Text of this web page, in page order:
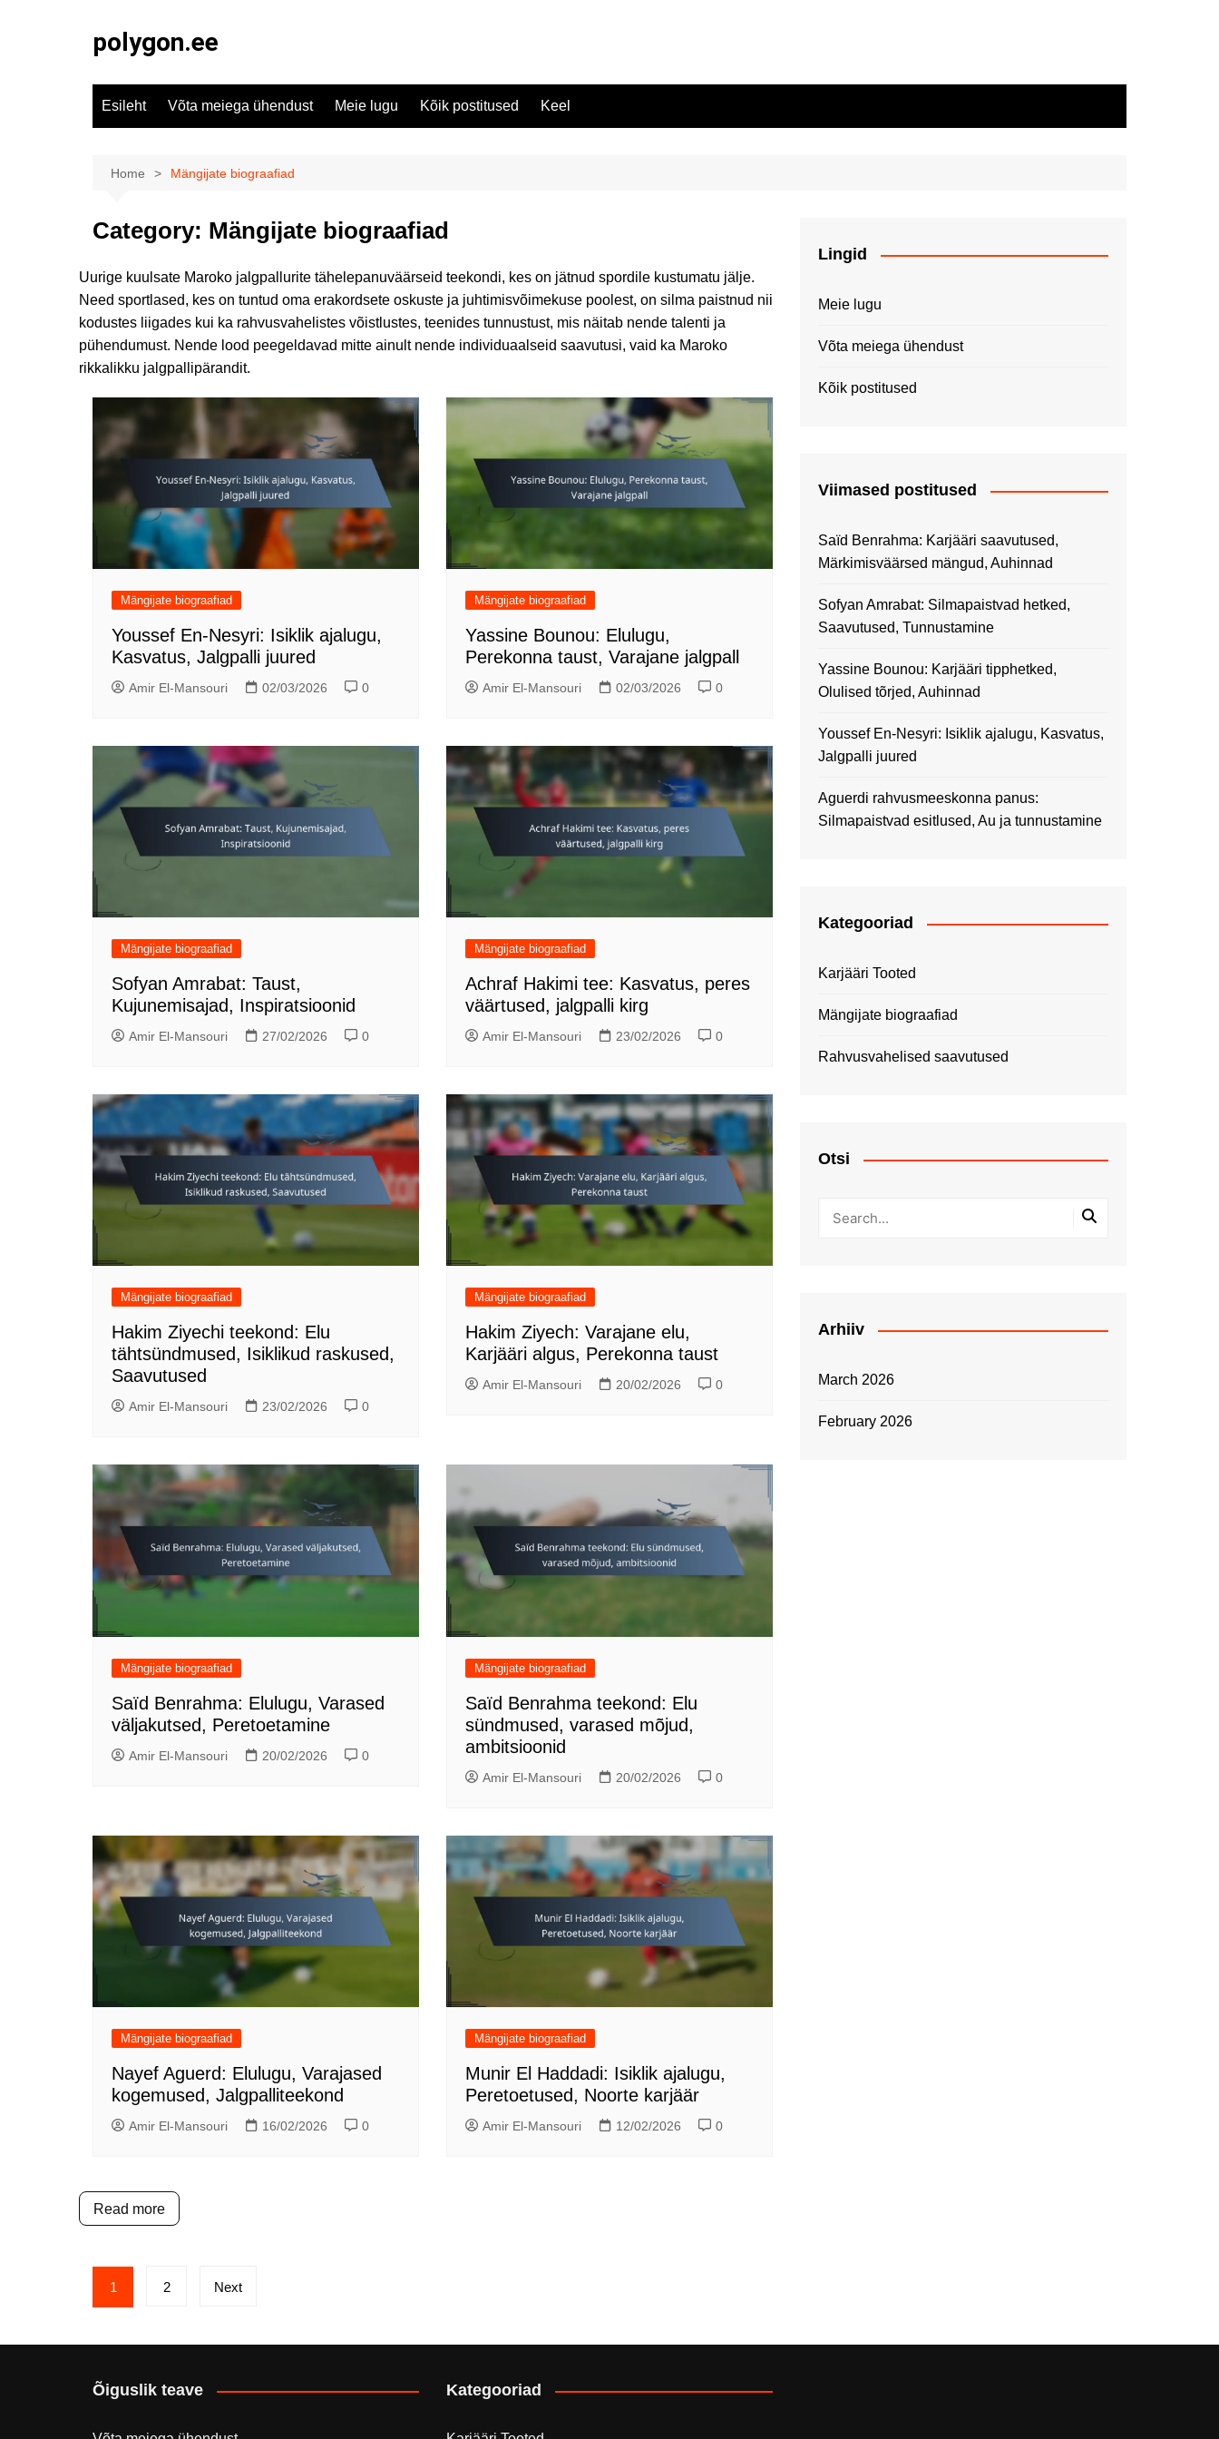
polygon.ee
Esileht Võta meiega ühendust Meie lugu Kõik postitused Keel
Home Mängijate biograafiad
Category: Mängijate biograafiad
Uurige kuulsate Maroko jalgpallurite tähelepanuväärseid teekondi, kes on jätnud spordile kustumatu jälje.
Need sportlased, kes on tuntud oma erakordsete oskuste ja juhtimisvõimekuse poolest, on silma paistnud nii
kodustes liigades kui ka rahvusvahelistes võistlustes, teenides tunnustust, mis näitab nende talenti ja
pühendumust. Nende lood peegeldavad mitte ainult nende individuaalseid saavutusi, vaid ka Maroko
rikkalikku jalgpallipärandit.
Mängijate biograafiad
Youssef En-Nesyri: Isiklik ajalugu,
Kasvatus, Jalgpalli juured
Amir El-Mansouri 02/03/2026 0
Mängijate biograafiad
Yassine Bounou: Elulugu,
Perekonna taust, Varajane jalgpall
Amir El-Mansouri 02/03/2026 0
Mängijate biograafiad
Sofyan Amrabat: Taust,
Kujunemisajad, Inspiratsioonid
Amir El-Mansouri 27/02/2026 0
Mängijate biograafiad
Achraf Hakimi tee: Kasvatus, peres
väärtused, jalgpalli kirg
Amir El-Mansouri 23/02/2026 0
Mängijate biograafiad
Hakim Ziyechi teekond: Elu
tähtsündmused, Isiklikud raskused,
Saavutused
Amir El-Mansouri 23/02/2026 0
Mängijate biograafiad
Hakim Ziyech: Varajane elu,
Karjääri algus, Perekonna taust
Amir El-Mansouri 20/02/2026 0
Mängijate biograafiad
Saïd Benrahma: Elulugu, Varased
väljakutsed, Peretoetamine
Amir El-Mansouri 20/02/2026 0
Mängijate biograafiad
Saïd Benrahma teekond: Elu
sündmused, varased mõjud,
ambitsioonid
Amir El-Mansouri 20/02/2026 0
Mängijate biograafiad
Nayef Aguerd: Elulugu, Varajased
kogemused, Jalgpalliteekond
Amir El-Mansouri 16/02/2026 0
Mängijate biograafiad
Munir El Haddadi: Isiklik ajalugu,
Peretoetused, Noorte karjäär
Amir El-Mansouri 12/02/2026 0
Read more
Posts
pagination
1 2 Next
Lingid
Meie lugu
Võta meiega ühendust
Kõik postitused
Viimased postitused
Saïd Benrahma: Karjääri saavutused,
Märkimisväärsed mängud, Auhinnad
Sofyan Amrabat: Silmapaistvad hetked,
Saavutused, Tunnustamine
Yassine Bounou: Karjääri tipphetked,
Olulised tõrjed, Auhinnad
Youssef En-Nesyri: Isiklik ajalugu, Kasvatus,
Jalgpalli juured
Aguerdi rahvusmeeskonna panus:
Silmapaistvad esitlused, Au ja tunnustamine
Kategooriad
Karjääri Tooted
Mängijate biograafiad
Rahvusvahelised saavutused
Otsi
Arhiiv
March 2026
February 2026
Õiguslik teave Kategooriad